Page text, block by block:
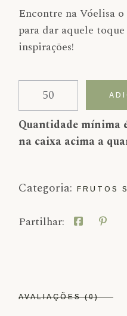
Encontre na Vóelisa
para dar aquele toque
inspirações!
Quantidade de Pinhão
Alternative:
Quantidade mínima
na caixa acima a
Categoria: FRUTOS
Partilhar:
AVALIAÇÕES (0)